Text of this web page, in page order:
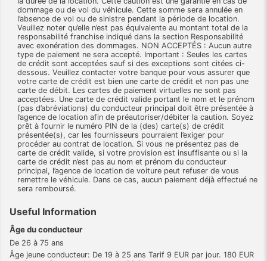
dommage ou de vol du véhicule. Cette somme sera annulée en
l’absence de vol ou de sinistre pendant la période de location.
Veuillez noter qu’elle n’est pas équivalente au montant total de la
responsabilité franchise indiqué dans la section Responsabilité
avec exonération des dommages. NON ACCEPTÉS : Aucun autre
type de paiement ne sera accepté. Important : Seules les cartes
de crédit sont acceptées sauf si des exceptions sont citées ci-
dessous. Veuillez contacter votre banque pour vous assurer que
votre carte de crédit est bien une carte de crédit et non pas une
carte de débit. Les cartes de paiement virtuelles ne sont pas
acceptées. Une carte de crédit valide portant le nom et le prénom
(pas d’abréviations) du conducteur principal doit être présentée à
l’agence de location afin de préautoriser/débiter la caution. Soyez
prêt à fournir le numéro PIN de la (des) carte(s) de crédit
présentée(s), car les fournisseurs pourraient l’exiger pour
procéder au contrat de location. Si vous ne présentez pas de
carte de crédit valide, si votre provision est insuffisante ou si la
carte de crédit n’est pas au nom et prénom du conducteur
principal, l’agence de location de voiture peut refuser de vous
remettre le véhicule. Dans ce cas, aucun paiement déjà effectué ne
sera remboursé.
Useful Information
Âge du conducteur
De 26 à 75 ans
Âge jeune conducteur: De 19 à 25 ans Tarif 9 EUR par jour. 180 EUR